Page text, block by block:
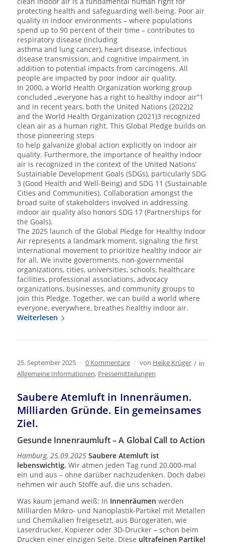
protecting health and safeguarding well-being. Poor air
quality in indoor environments – where populations
spend up to 90 percent of their time – contributes to
respiratory disease (including
asthma and lung cancer), heart disease, infectious
disease transmission, and cognitive impairment, in
addition to potential impacts from carcinogens. All
people are impacted by poor indoor air quality.
In 2000, a World Health Organization working group
concluded „everyone has a right to healthy indoor air”1
and in recent years, both the United Nations (2022)2
and the World Health Organization (2021)3 recognized
clean air as a human right. This Global Pledge builds on
those pioneering steps
to help galvanize global action explicitly on indoor air
quality. Furthermore, the importance of healthy indoor
air is recognized in the context of the United Nations’
Sustainable Development Goals (SDGs), particularly SDG
3 (Good Health and Well-Being) and SDG 11 (Sustainable
Cities and Communities). Collaboration amongst the
broad suite of stakeholders involved in addressing
indoor air quality also honors SDG 17 (Partnerships for
the Goals).
The 2025 launch of the Global Pledge for Healthy Indoor
Air represents a landmark moment, signaling the first
international movement to prioritize healthy indoor air
for all. We invite governments, non-governmental
organizations, cities, universities, schools, healthcare
facilities, professional associations, advocacy
organizations, businesses, and community groups to
join this Pledge. Together, we can build a world where
everyone, everywhere, breathes healthy indoor air.
Weiterlesen
25. September 2025 / 0 Kommentare / von Heike Krüger / in
Allgemeine Informationen, Pressemitteilungen
Saubere Atemluft in Innenräumen.
Milliarden Gründe. Ein gemeinsames
Ziel.
Gesunde Innenraumluft – A Global Call to Action
Hamburg, 25.09.2025 Saubere Atemluft ist
lebenswichtig. Wir atmen jeden Tag rund 20.000-mal
ein und aus – ohne darüber nachzudenken. Doch dabei
nehmen wir auch Stoffe auf, die uns schaden.
Was kaum jemand weiß: In Innenräumen werden
Milliarden Mikro- und Nanoplastik-Partikel mit Metallen
und Chemikalien freigesetzt, aus Bürogeräten, wie
Laserdrucker, Kopierer oder 3D-Drucker – schon beim
Drucken einer einzigen Seite. Diese ultrafeinen Partikel